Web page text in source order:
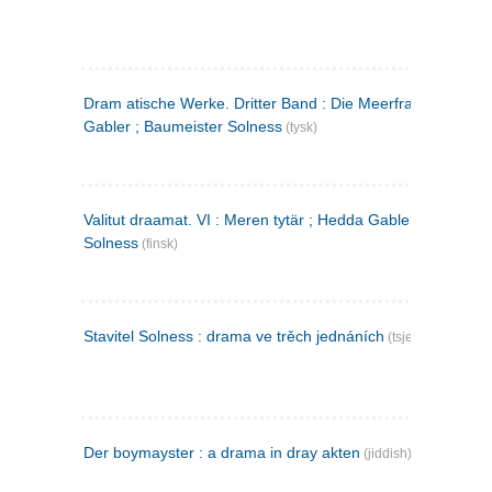
Dram atische Werke. Dritter Band : Die Meerfrau ; Hedda
Gabler ; Baumeister Solness (tysk)
Valitut draamat. VI : Meren tytär ; Hedda Gabler ;
Solness (finsk)
Stavitel Solness : drama ve trěch jednáních (tsjekkisk)
Der boymayster : a drama in dray akten (jiddish)